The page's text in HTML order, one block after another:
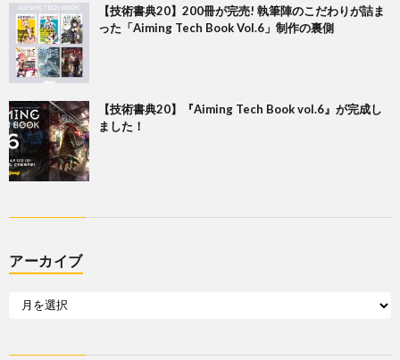
【技術書典20】200冊が完売! 執筆陣のこだわりが詰ま
った「Aiming Tech Book Vol.6」制作の裏側
【技術書典20】『Aiming Tech Book vol.6』が完成し
ました！
アーカイブ